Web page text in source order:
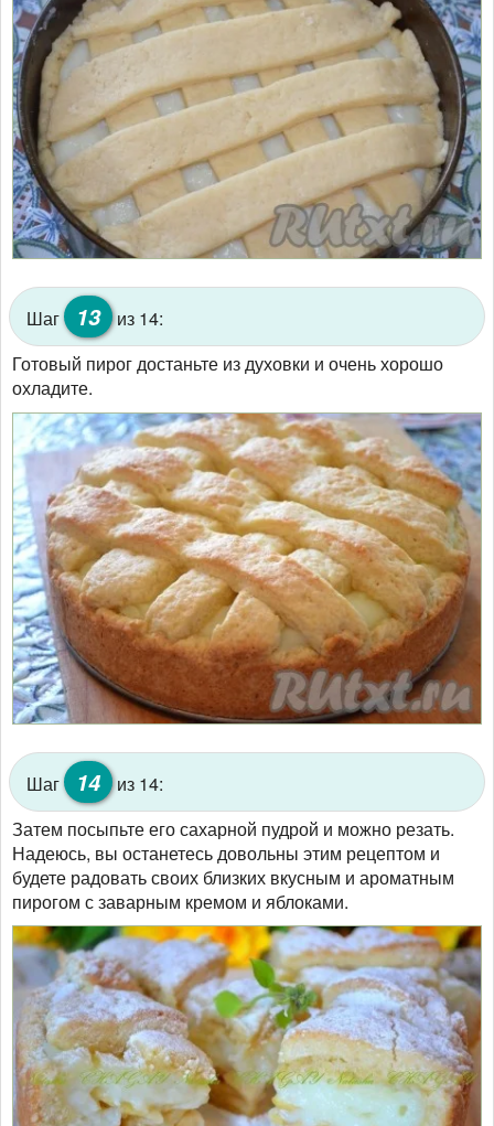
Шаг 13 из 14:
Готовый пирог достаньте из духовки и очень хорошо
охладите.
Шаг 14 из 14:
Затем посыпьте его сахарной пудрой и можно резать.
Надеюсь, вы останетесь довольны этим рецептом и
будете радовать своих близких вкусным и ароматным
пирогом с заварным кремом и яблоками.